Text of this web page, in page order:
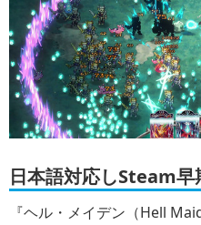
日本語対応しSteam早
『ヘル・メイデン（Hell